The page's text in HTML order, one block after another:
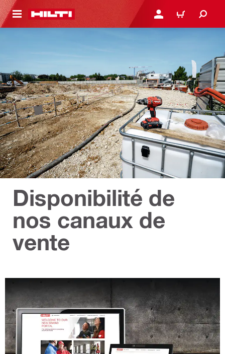
CONTENT CONNEXION OU
PANIER
Disponibilité de
nos canaux de
vente